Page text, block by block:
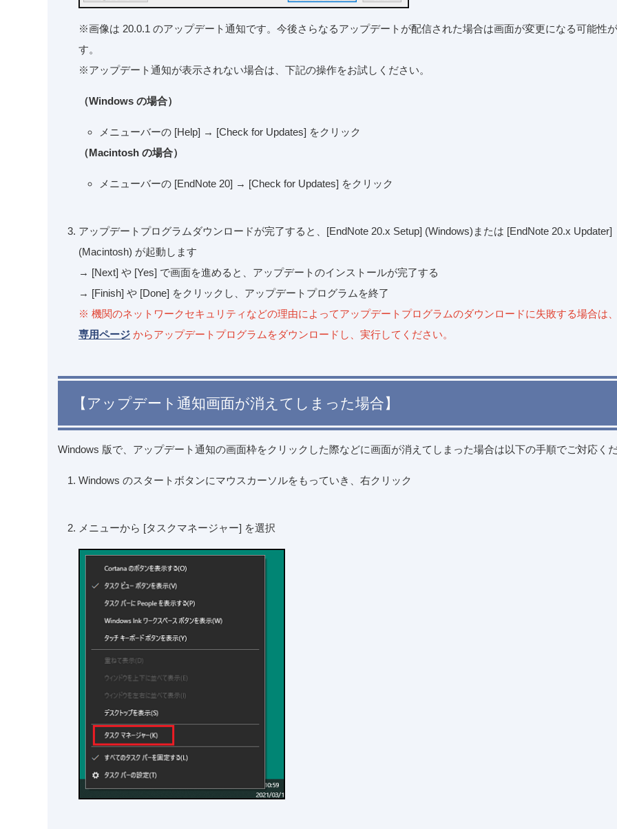
※画像は 20.0.1 のアップデート通知です。今後さらなるアップデートが配信された場合は画面が変更になる可能性
す。
※アップデート通知が表示されない場合は、下記の操作をお試しください。
（Windows の場合）
メニューバーの [Help] → [Check for Updates] をクリック
（Macintosh の場合）
メニューバーの [EndNote 20] → [Check for Updates] をクリック
アップデートプログラムダウンロードが完了すると、[EndNote 20.x Setup] (Windows)または [EndNote 20.x Updater]
(Macintosh) が起動します
→ [Next] や [Yes] で画面を進めると、アップデートのインストールが完了する
→ [Finish] や [Done] をクリックし、アップデートプログラムを終了
※ 機関のネットワークセキュリティなどの理由によってアップデートプログラムのダウンロードに失敗する場合は
専用ページ からアップデートプログラムをダウンロードし、実行してください。
【アップデート通知画面が消えてしまった場合】
Windows 版で、アップデート通知の画面枠をクリックした際などに画面が消えてしまった場合は以下の手順でご対応く
Windows のスタートボタンにマウスカーソルをもっていき、右クリック
メニューから [タスクマネージャー] を選択